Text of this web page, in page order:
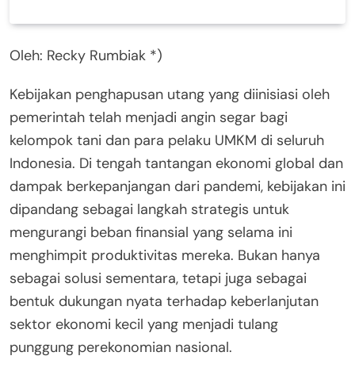
Oleh: Recky Rumbiak *)
Kebijakan penghapusan utang yang diinisiasi oleh
pemerintah telah menjadi angin segar bagi
kelompok tani dan para pelaku UMKM di seluruh
Indonesia. Di tengah tantangan ekonomi global dan
dampak berkepanjangan dari pandemi, kebijakan ini
dipandang sebagai langkah strategis untuk
mengurangi beban finansial yang selama ini
menghimpit produktivitas mereka. Bukan hanya
sebagai solusi sementara, tetapi juga sebagai
bentuk dukungan nyata terhadap keberlanjutan
sektor ekonomi kecil yang menjadi tulang
punggung perekonomian nasional.